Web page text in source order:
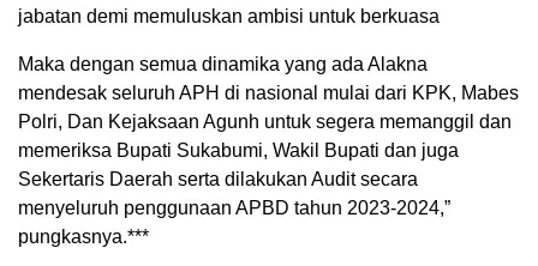
jabatan demi memuluskan ambisi untuk berkuasa
Maka dengan semua dinamika yang ada Alakna
mendesak seluruh APH di nasional mulai dari KPK, Mabes
Polri, Dan Kejaksaan Agunh untuk segera memanggil dan
memeriksa Bupati Sukabumi, Wakil Bupati dan juga
Sekertaris Daerah serta dilakukan Audit secara
menyeluruh penggunaan APBD tahun 2023-2024,”
pungkasnya.***